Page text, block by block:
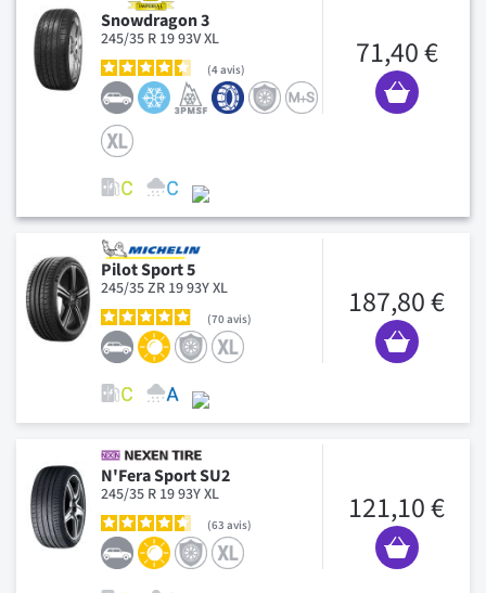
Snowdragon 3
245/35 R 19 93V XL
4avis 71,40 €
Pilot Sport 5
245/35 ZR 19 93Y XL
70avis 187,80 €
N'Fera Sport SU2
245/35 R 19 93Y XL
63 avis 121,10 €